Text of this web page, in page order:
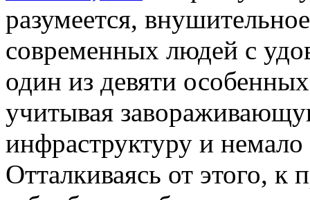
разумеется,
современных людей с
один из девяти
учитывая
инфраструктуру и
Отталкиваясь от этого, к